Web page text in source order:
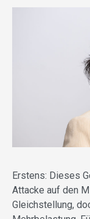
Erstens: Dieses
Attacke auf den
Gleichstellung,